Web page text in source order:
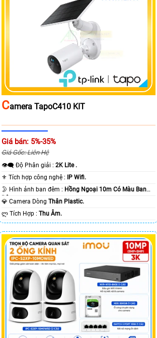
CAmera TapoC410 KIT
Giá bán: 5%-35%
Giá Gốc: Liên Hệ
👁️‍🗨 Độ Phân giải : 2K Lite .
⚜️ Tích hợp công nghệ :
IP Wifi.
🌛 Hình ảnh ban đêm : Hồng Ngoại 10m Có Màu Ban
Ðêm.💎 Camera Dòng Thân Plastic.
️ლ Tích Hợp : Thu Âm.